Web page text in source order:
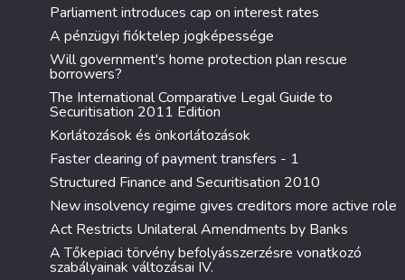
Parliament introduces cap on interest rates
A pénzügyi fióktelep jogképessége
Will government's home protection plan rescue
borrowers?
The International Comparative Legal Guide to
Securitisation 2011 Edition
Korlátozások és önkorlátozások
Faster clearing of payment transfers - 1
Structured Finance and Securitisation 2010
New insolvency regime gives creditors more active role
Act Restricts Unilateral Amendments by Banks
A Tőkepiaci törvény befolyásszerzésre vonatkozó
szabályainak változásai IV.